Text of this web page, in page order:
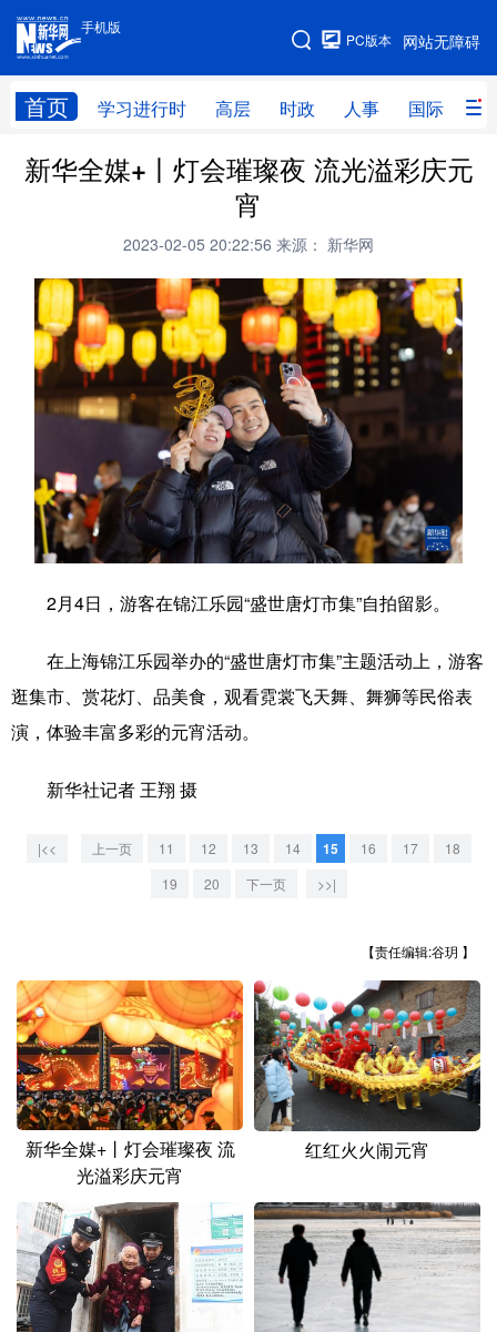
手机版
网站无障碍
PC版本
首页 学习进行时 高层 时政 人事 国际 财
手机版
网站地图
学习进行时 高层 时政 人事
全球连线
科技 科创 量子 体育
文化 书画 健康 军事
访谈 视频 图片
中央文件 金融 汽车
食品 人居 信息化 数字经济
学术中国 乡村振兴 银龄 溯源中国
文化产业
天津 河北 山西
江西
山东 河南 湖北 湖南
广东 广西 海南 重庆
四川 贵州 云南 西藏
陕西 甘肃 青海 宁夏
新疆 内蒙古
多语种频道
English Español Français
新华全媒+丨灯会璀璨夜 流光溢彩庆元
宵
2023-02-05 20:22:56 来源： 新华网
2月4日，游客在锦江乐园“盛世唐灯市集”自拍留影。
在上海锦江乐园举办的“盛世唐灯市集”主题活动上，游客
逛集市、赏花灯、品美食，观看霓裳飞天舞、舞狮等民俗表
演，体验丰富多彩的元宵活动。
新华社记者 王翔 摄
|<< 上一页 11 12 13 14 15 16 17
18
19
20 下一页 >>|
【责任编辑:谷玥 】
新华全媒+丨灯会璀璨夜 流
光溢彩庆元宵
红红火火闹元宵